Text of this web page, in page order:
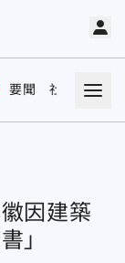
要聞 社會 娛樂
因建築
」